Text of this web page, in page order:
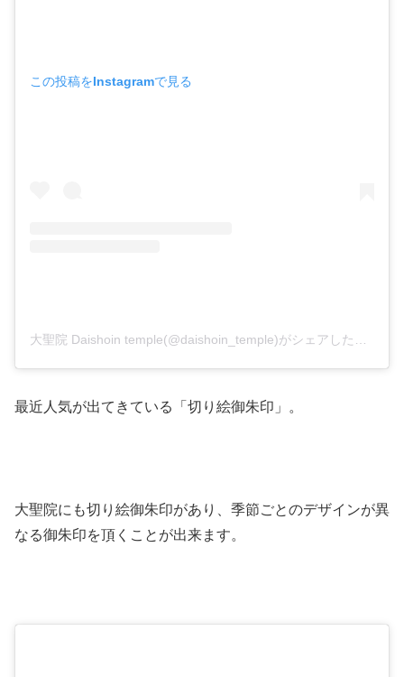
この投稿をInstagramで見る
大聖院 Daishoin temple(@daishoin_temple)がシェアした投稿
最近人気が出てきている「切り絵御朱印」。
大聖院にも切り絵御朱印があり、季節ごとのデザインが異
なる御朱印を頂くことが出来ます。